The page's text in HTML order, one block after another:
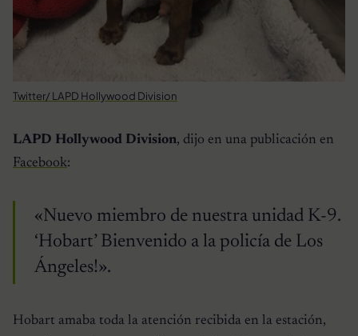
Twitter/ LAPD Hollywood Division
LAPD Hollywood Division, dijo en una publicación en
Facebook:
«Nuevo miembro de nuestra unidad K-9.
‘Hobart’ Bienvenido a la policía de Los
Ángeles!».
Hobart amaba toda la atención recibida en la estación,